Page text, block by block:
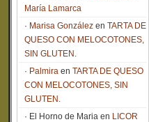
María Lamarca
Marisa González en TARTA DE
QUESO CON MELOCOTONES,
SIN GLUTEN.
Palmira en TARTA DE QUESO
CON MELOCOTONES, SIN
GLUTEN.
El Horno de Maria en LICOR